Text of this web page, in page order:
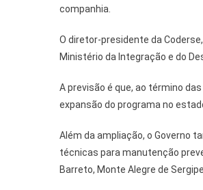
companhia.
O diretor-presidente da
Ministério da Integração e do
A previsão é que, ao término
expansão do programa no
Além da ampliação, o Governo
técnicas para manutenção
Barreto, Monte Alegre de